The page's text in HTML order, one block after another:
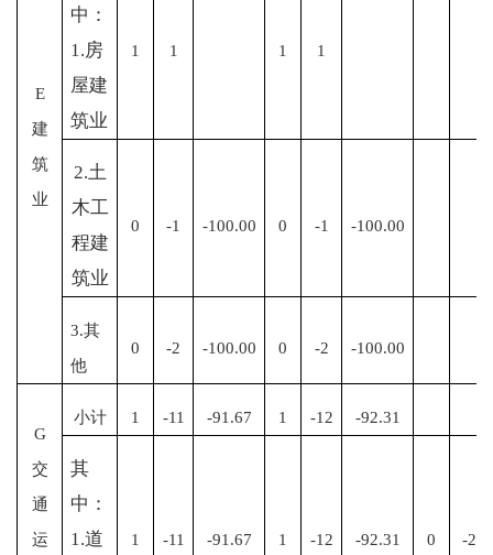
E
建
筑
业
中：
1.房
屋建
筑业
1 1 1 1
2.土
木工
程建
筑业
0 -1 -100.00 0 -1 -100.00
3.其
他
0 -2 -100.00 0 -2 -100.00
G
交
通
运
小计 1 -11 -91.67 1 -12 -92.31
其
中：
1.道
1 -11 -91.67 1 -12 -92.31 0 -2